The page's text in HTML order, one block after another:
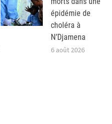
épidémie de
choléra à
N’Djamena
6 août 2026